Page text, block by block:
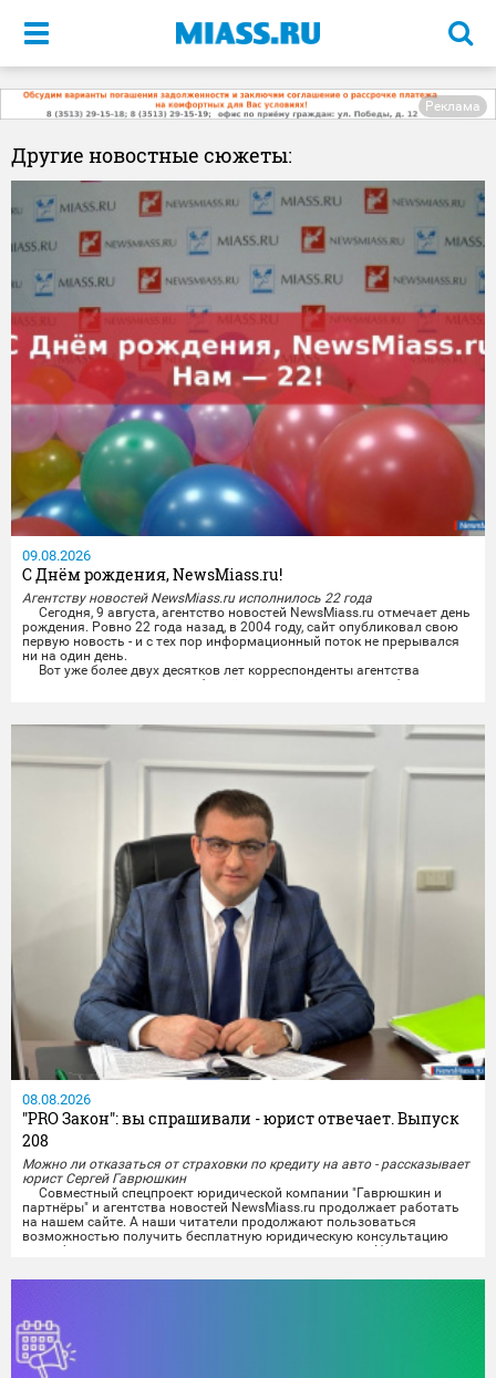
Меню
Реклама
Другие новостные сюжеты:
09.08.2026
С Днём рождения, NewsMiass.ru!
Агентству новостей NewsMiass.ru исполнилось 22 года
Сегодня, 9 августа, агентство новостей NewsMiass.ru отмечает день
рождения. Ровно 22 года назад, в 2004 году, сайт опубликовал свою
первую новость - и с тех пор информационный поток не прерывался
ни на один день.
Вот уже более двух десятков лет корреспонденты агентства
рассказывают читателям обо всём, чем живёт город: о работе власти
08.08.2026
"PRO Закон": вы спрашивали - юрист отвечает. Выпуск
208
Можно ли отказаться от страховки по кредиту на авто - рассказывает
юрист Сергей Гаврюшкин
Совместный спецпроект юридической компании "Гаврюшкин и
партнёры" и агентства новостей NewsMiass.ru продолжает работать
на нашем сайте. А наши читатели продолжают пользоваться
возможностью получить бесплатную юридическую консультацию
квалифицированного специалиста не выходя из дома. На вопросы
Все поступившие на сегодняшний день вопросы уже проработаны,